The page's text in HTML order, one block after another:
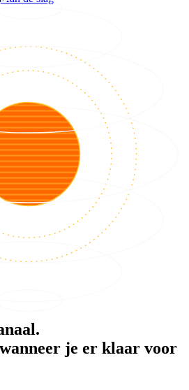
je er klaar voor